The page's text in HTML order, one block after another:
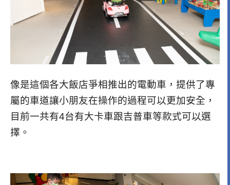
像是這個各大飯店爭相推出的電動車，提供了專
屬的車道讓小朋友在操作的過程可以更加安全，
目前一共有4台有大卡車跟吉普車等款式可以選
擇。